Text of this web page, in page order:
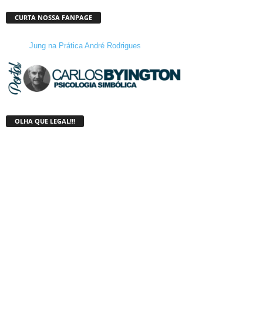
CURTA NOSSA FANPAGE
Jung na Prática André Rodrigues
OLHA QUE LEGAL!!!